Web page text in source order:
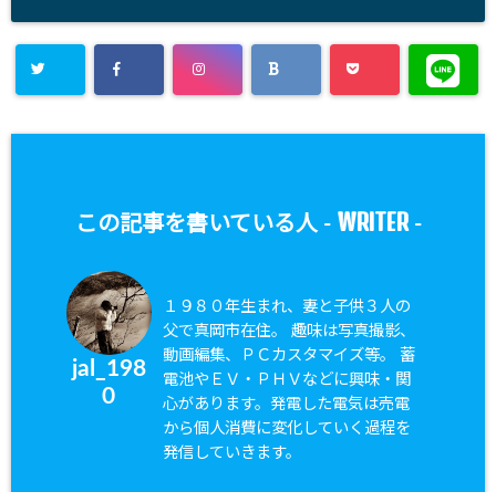
この記事を書いている人 - WRITER-
jal_198
0
１９８０年生まれ、妻と子供３人の
父で真岡市在住。 趣味は写真撮影、
動画編集、ＰＣカスタマイズ等。 蓄
電池やＥＶ・ＰＨＶなどに興味・関
心があります。発電した電気は売電
から個人消費に変化していく過程を
発信していきます。